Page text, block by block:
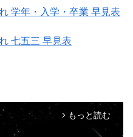
学年・入学・卒業 早見表
七五三 早見表
arrow_forward_ios もっと読む